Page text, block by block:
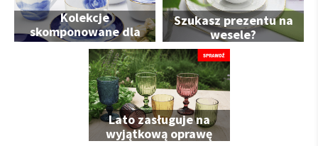
Kolekcje
skomponowane dla
Ciebie
Szukasz prezentu na
wesele?
Lato zasługuje na
wyjątkową oprawę